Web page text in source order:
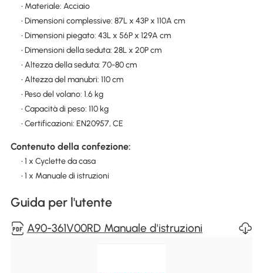
• Materiale: Acciaio
• Dimensioni complessive: 87L x 43P x 110A cm
• Dimensioni piegato: 43L x 56P x 129A cm
• Dimensioni della seduta: 28L x 20P cm
• Altezza della seduta: 70-80 cm
• Altezza del manubri: 110 cm
• Peso del volano: 1.6 kg
• Capacità di peso: 110 kg
• Certificazioni: EN20957, CE
Contenuto della confezione:
• 1 x Cyclette da casa
• 1 x Manuale di istruzioni
Guida per l'utente
A90-361V00RD Manuale d'istruzioni